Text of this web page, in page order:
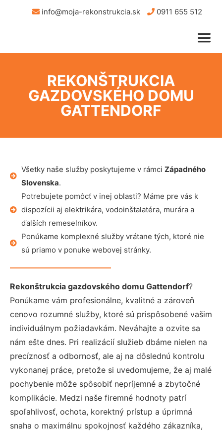
info@moja-rekonstrukcia.sk 0911 655 512
REKONŠTRUKCIA
GAZDOVSKÉHO DOMU
GATTENDORF
Všetky naše služby poskytujeme v rámci Západného
Slovenska.
Potrebujete pomôcť v inej oblasti? Máme pre vás k
dispozícii aj elektrikára, vodoinštalatéra, murára a
ďalších remeselníkov.
Ponúkame komplexné služby vrátane tých, ktoré nie
sú priamo v ponuke webovej stránky.
Rekonštrukcia gazdovského domu Gattendorf?
Ponúkame vám profesionálne, kvalitné a zároveň
cenovo rozumné služby, ktoré sú prispôsobené vašim
individuálnym požiadavkám. Neváhajte a ozvite sa
nám ešte dnes. Pri realizácií služieb dbáme nielen na
precíznosť a odbornosť, ale aj na dôslednú kontrolu
vykonanej práce, pretože si uvedomujeme, že aj malé
pochybenie môže spôsobiť nepríjemné a zbytočné
komplikácie. Medzi naše firemné hodnoty patrí
spoľahlivosť, ochota, korektný prístup a úprimná
snaha o maximálnu spokojnosť každého zákazníka,